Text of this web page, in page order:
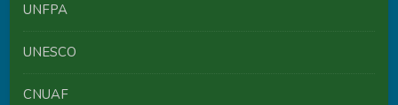
UNFPA
UNESCO
CNUAF